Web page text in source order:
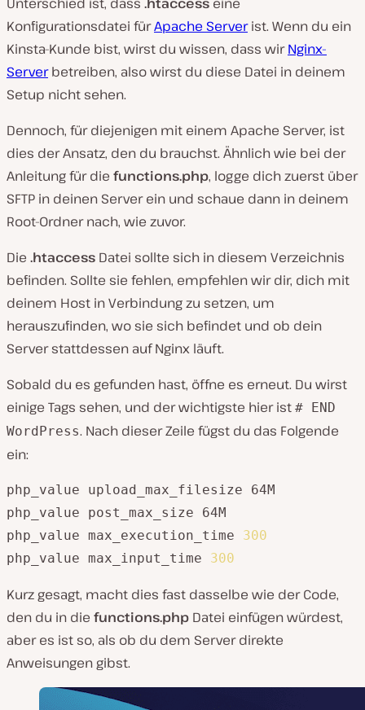
Konfigurationsdatei fürApache Serverist. Wenn du ein
Kinsta-Kunde bist, wirst du wissen, dass wirNginx-
Serverbetreiben, also wirst du diese Datei in deinem
Setup nicht sehen.
Dennoch, für diejenigen mit einem Apache Server, ist
dies der Ansatz, den du brauchst. Ähnlich wie bei der
Anleitung für die functions.php, logge dich zuerst über
SFTP in deinen Server ein und schaue dann in deinem
Root-Ordner nach, wie zuvor.
Die .htaccess Datei sollte sich in diesem Verzeichnis
befinden. Sollte sie fehlen, empfehlen wir dir, dich mit
deinem Host in Verbindung zu setzen, um
herauszufinden, wo sie sich befindet und ob dein
Server stattdessen auf Nginx läuft.
Sobald du es gefunden hast, öffne es erneut. Du wirst
einige Tags sehen, und der wichtigste hier ist # END
WordPress. Nach dieser Zeile fügst du das Folgende
ein:
php_value upload_max_filesize 64M
php_value post_max_size 64M
php_value max_execution_time 300
php_value max_input_time 300
Kurz gesagt, macht dies fast dasselbe wie der Code,
den du in die functions.php Datei einfügen würdest,
aber es ist so, als ob du dem Server direkte
Anweisungen gibst.